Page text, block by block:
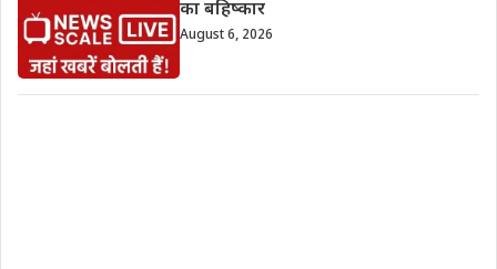
का बहिष्कार
August 6, 2026